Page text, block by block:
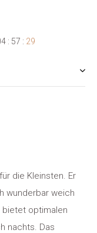
: 57 : 29
die Kleinsten. Er
wunderbar weich
bietet optimalen
nachts. Das